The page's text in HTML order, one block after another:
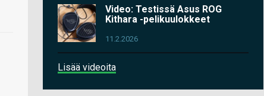
Video: Testissä Asus ROG
Kithara -pelikuulokkeet
11.2.2026
Lisää videoita